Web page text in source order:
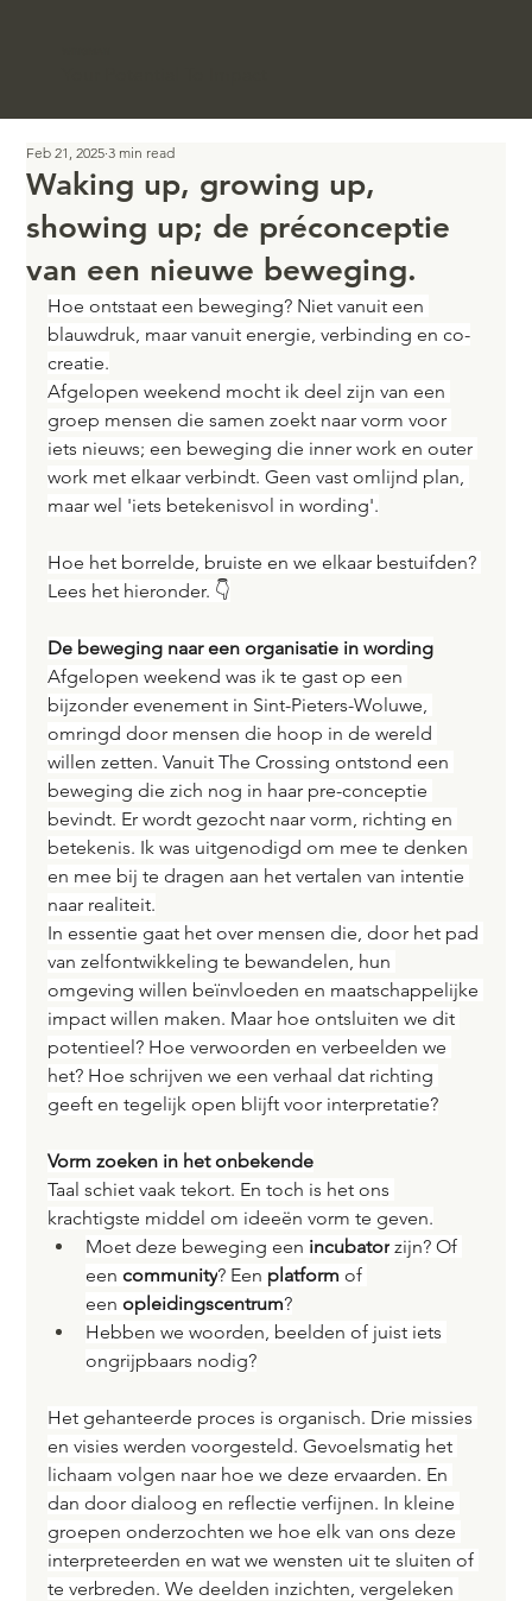
Waking up, growing up,
showing up; de préconceptie
van een nieuwe beweging.
Feb 21, 2025 3 min read
Hoe ontstaat een beweging? Niet vanuit een
blauwdruk, maar vanuit energie, verbinding en co-
creatie.
Afgelopen weekend mocht ik deel zijn van een
groep mensen die samen zoekt naar vorm voor
iets nieuws; een beweging die inner work en outer
work met elkaar verbindt. Geen vast omlijnd plan,
maar wel 'iets betekenisvol in wording'.
Hoe het borrelde, bruiste en we elkaar bestuifden?
Lees het hieronder. 👇
De beweging naar een organisatie in wording
Afgelopen weekend was ik te gast op een
bijzonder evenement in Sint-Pieters-Woluwe,
omringd door mensen die hoop in de wereld
willen zetten. Vanuit The Crossing ontstond een
beweging die zich nog in haar pre-conceptie
bevindt. Er wordt gezocht naar vorm, richting en
betekenis. Ik was uitgenodigd om mee te denken
en mee bij te dragen aan het vertalen van intentie
naar realiteit.
In essentie gaat het over mensen die, door het pad
van zelfontwikkeling te bewandelen, hun
omgeving willen beïnvloeden en maatschappelijke
impact willen maken. Maar hoe ontsluiten we dit
potentieel? Hoe verwoorden en verbeelden we
het? Hoe schrijven we een verhaal dat richting
geeft en tegelijk open blijft voor interpretatie?
Vorm zoeken in het onbekende
Taal schiet vaak tekort. En toch is het ons
krachtigste middel om ideeën vorm te geven.
Moet deze beweging een incubator zijn? Of
een community? Een platform of
een opleidingscentrum?
Hebben we woorden, beelden of juist iets
ongrijpbaars nodig?
Het gehanteerde proces is organisch. Drie missies
en visies werden voorgesteld. Gevoelsmatig het
lichaam volgen naar hoe we deze ervaarden. En
dan door dialoog en reflectie verfijnen. In kleine
groepen onderzochten we hoe elk van ons deze
interpreteerden en wat we wensten uit te sluiten of
te verbreden. We deelden inzichten, vergeleken